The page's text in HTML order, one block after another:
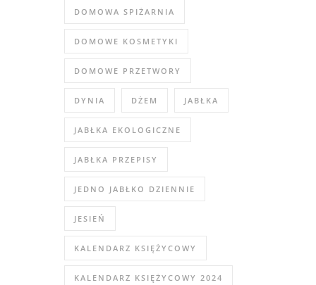
DOMOWA SPIŻARNIA
DOMOWE KOSMETYKI
DOMOWE PRZETWORY
DYNIA DŻEM JABŁKA
JABŁKA EKOLOGICZNE
JABŁKA PRZEPISY
JEDNO JABŁKO DZIENNIE
JESIEŃ
KALENDARZ KSIĘŻYCOWY
KALENDARZ KSIĘŻYCOWY 2024